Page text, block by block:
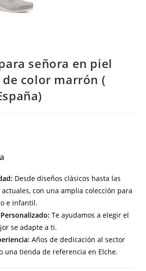
señora en piel
color marrón (
Desde diseños clásicos hasta las
con una amplia colección para
e infantil.
Te ayudamos a elegir el
se adapte a ti.
Años de dedicación al sector
una tienda de referencia en Elche.